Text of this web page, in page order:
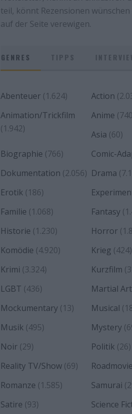
teil, könnt Rezensionen
auf der Seite verewigen.
GENRES
Abenteuer (1.624) Action
Animation/Trickfilm
(1.942)
Anime
Asia (60)
Biographie (766) Comic-
Dokumentation (2.056) Drama
Erotik (186)
Familie (1.068) Fantasy
Historie (1.230) Horror
Komödie (4.920) Krieg (424)
Krimi (3.324) Kurzfilm
LGBT (436) Martial
Mockumentary (13) Musical
Musik (495) Mystery
Noir (29) Politik (26)
Reality TV/Show (69) Roadmovie
Romanze (1.585) Samurai
Satire (93) Science